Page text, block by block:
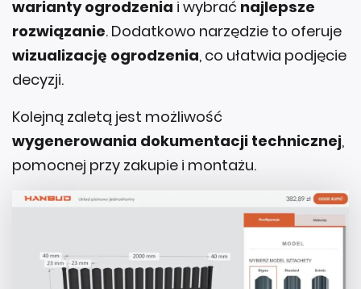
warianty ogrodzenia i wybrać najlepsze
rozwiązanie. Dodatkowo narzędzie to oferuje
wizualizację ogrodzenia, co ułatwia podjęcie
decyzji.
Kolejną zaletą jest możliwość
wygenerowania dokumentacji technicznej,
pomocnej przy zakupie i montażu.